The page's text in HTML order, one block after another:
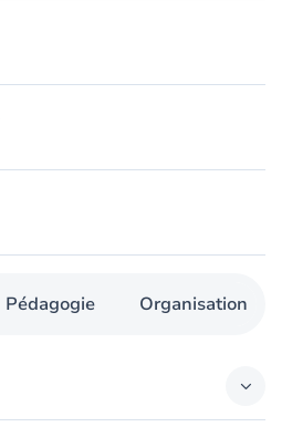
Pédagogie Organisation